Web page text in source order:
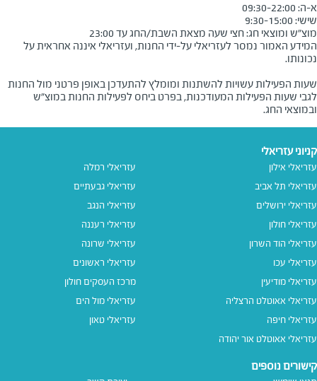
מוצ״ש ומוצאי חג: חצי שעה מצאת השבת/החג עד 23:00
המידע האמור נמסר לעזריאלי על-ידי החנות, ועזריאלי איננה אחראית על
שעות הפעילות עשויות להשתנות ומומלץ להתעדכן באופן פרטני מול החנות
לגבי שעות הפעילות המעודכנות, בפרט ביחס לפעילות החנות במוצ"ש
ובמוצאי החג.
קניוני עזריאלי
עזריאלי אילון
עזריאלי תל אביב
עזריאלי ירושלים
עזריאלי חולון
עזריאלי הוד השרון
עזריאלי עכו
עזריאלי מודיעין
עזריאלי אאוטלט הרצליה
עזריאלי חיפה
עזריאלי אאוטלט אור יהודה
עזריאלי רמלה
עזריאלי גבעתיים
עזריאלי הנגב
עזריאלי רעננה
עזריאלי שרונה
עזריאלי ראשונים
מרכז העסקים חולון
עזריאלי מול הים
עזריאלי טאון
קישורים נוספים